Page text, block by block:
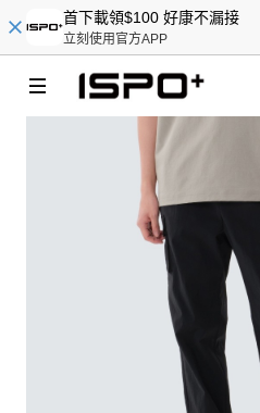
首下載領$100 好康不漏接
立刻使用官方APP